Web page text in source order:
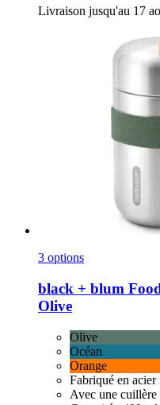
Livraison jusqu'au 17
3 options
black + blum
Olive
Olive
Océan
Orange
Fabriqué en
Avec une cuillère